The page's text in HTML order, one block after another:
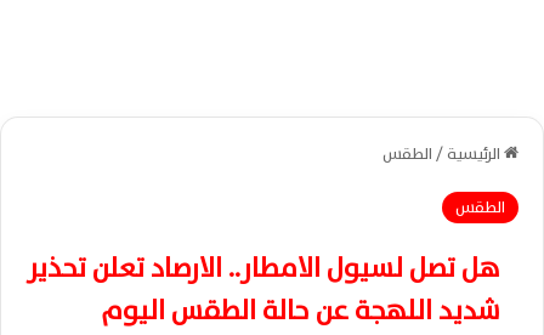
الرئيسية/الطقس
الطقس
هل تصل لسيول الامطار.. الارصاد تعلن تحذير
شديد اللهجة عن حالة الطقس اليوم